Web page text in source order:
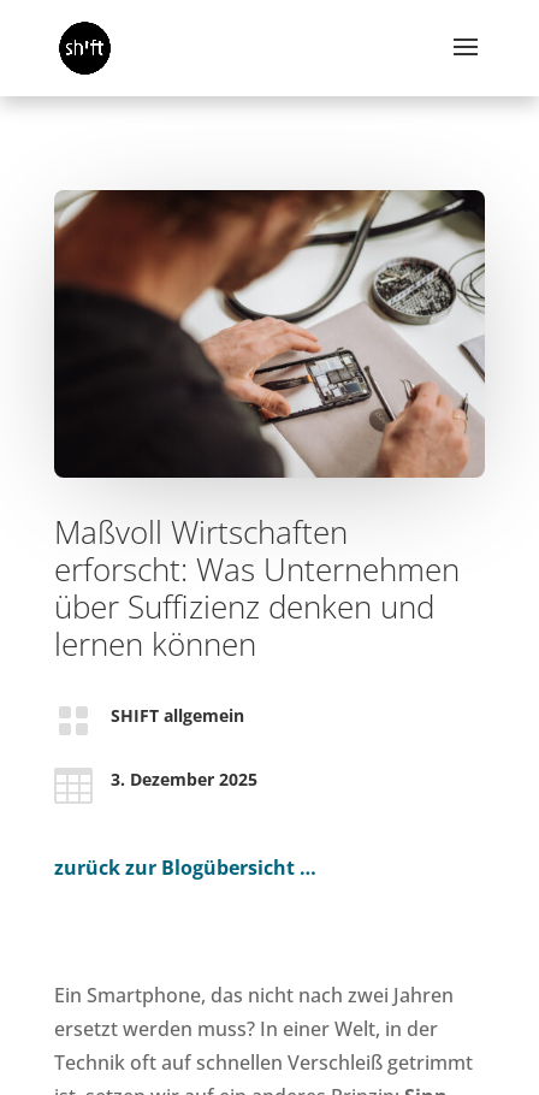
Maßvoll Wirtschaften
erforscht: Was Unternehmen
über Suffizienz denken und
lernen können
 SHIFT allgemein
 3. Dezember 2025
zurück zur Blogübersicht …
Ein Smartphone, das nicht nach zwei Jahren
ersetzt werden muss? In einer Welt, in der
Technik oft auf schnellen Verschleiß getrimmt